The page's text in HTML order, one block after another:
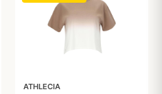
ATHLECIA